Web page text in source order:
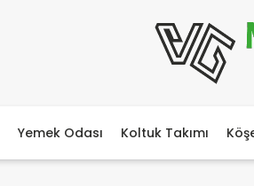
Yemek Odası Koltuk Takımı